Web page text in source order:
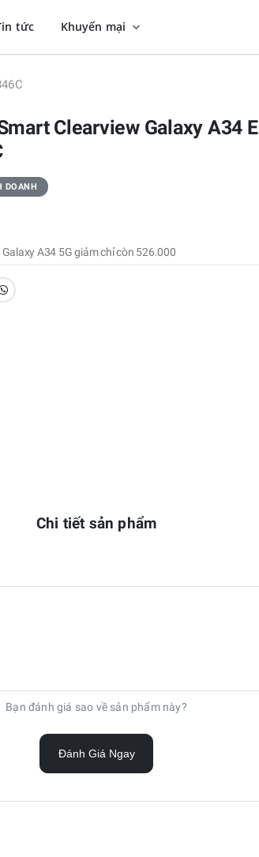
tức Khuyến mại
Clearview Galaxy A34
DOANH
A34 5G giảm chỉ còn 526.000
Chi tiết sản phẩm
Bạn đánh giá sao về sản phẩm này?
Đánh Giá Ngay